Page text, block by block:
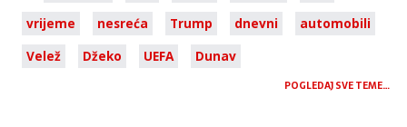
vrijeme
nesreća Trump dnevni
automobili
Velež
Džeko UEFA Dunav
POGLEDAJ SVE TEME…